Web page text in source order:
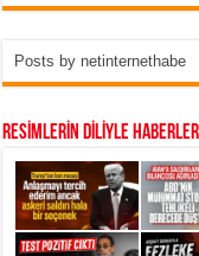
Posts by netinternethabe
RESİMLERİN DİLİYLE HABERLER